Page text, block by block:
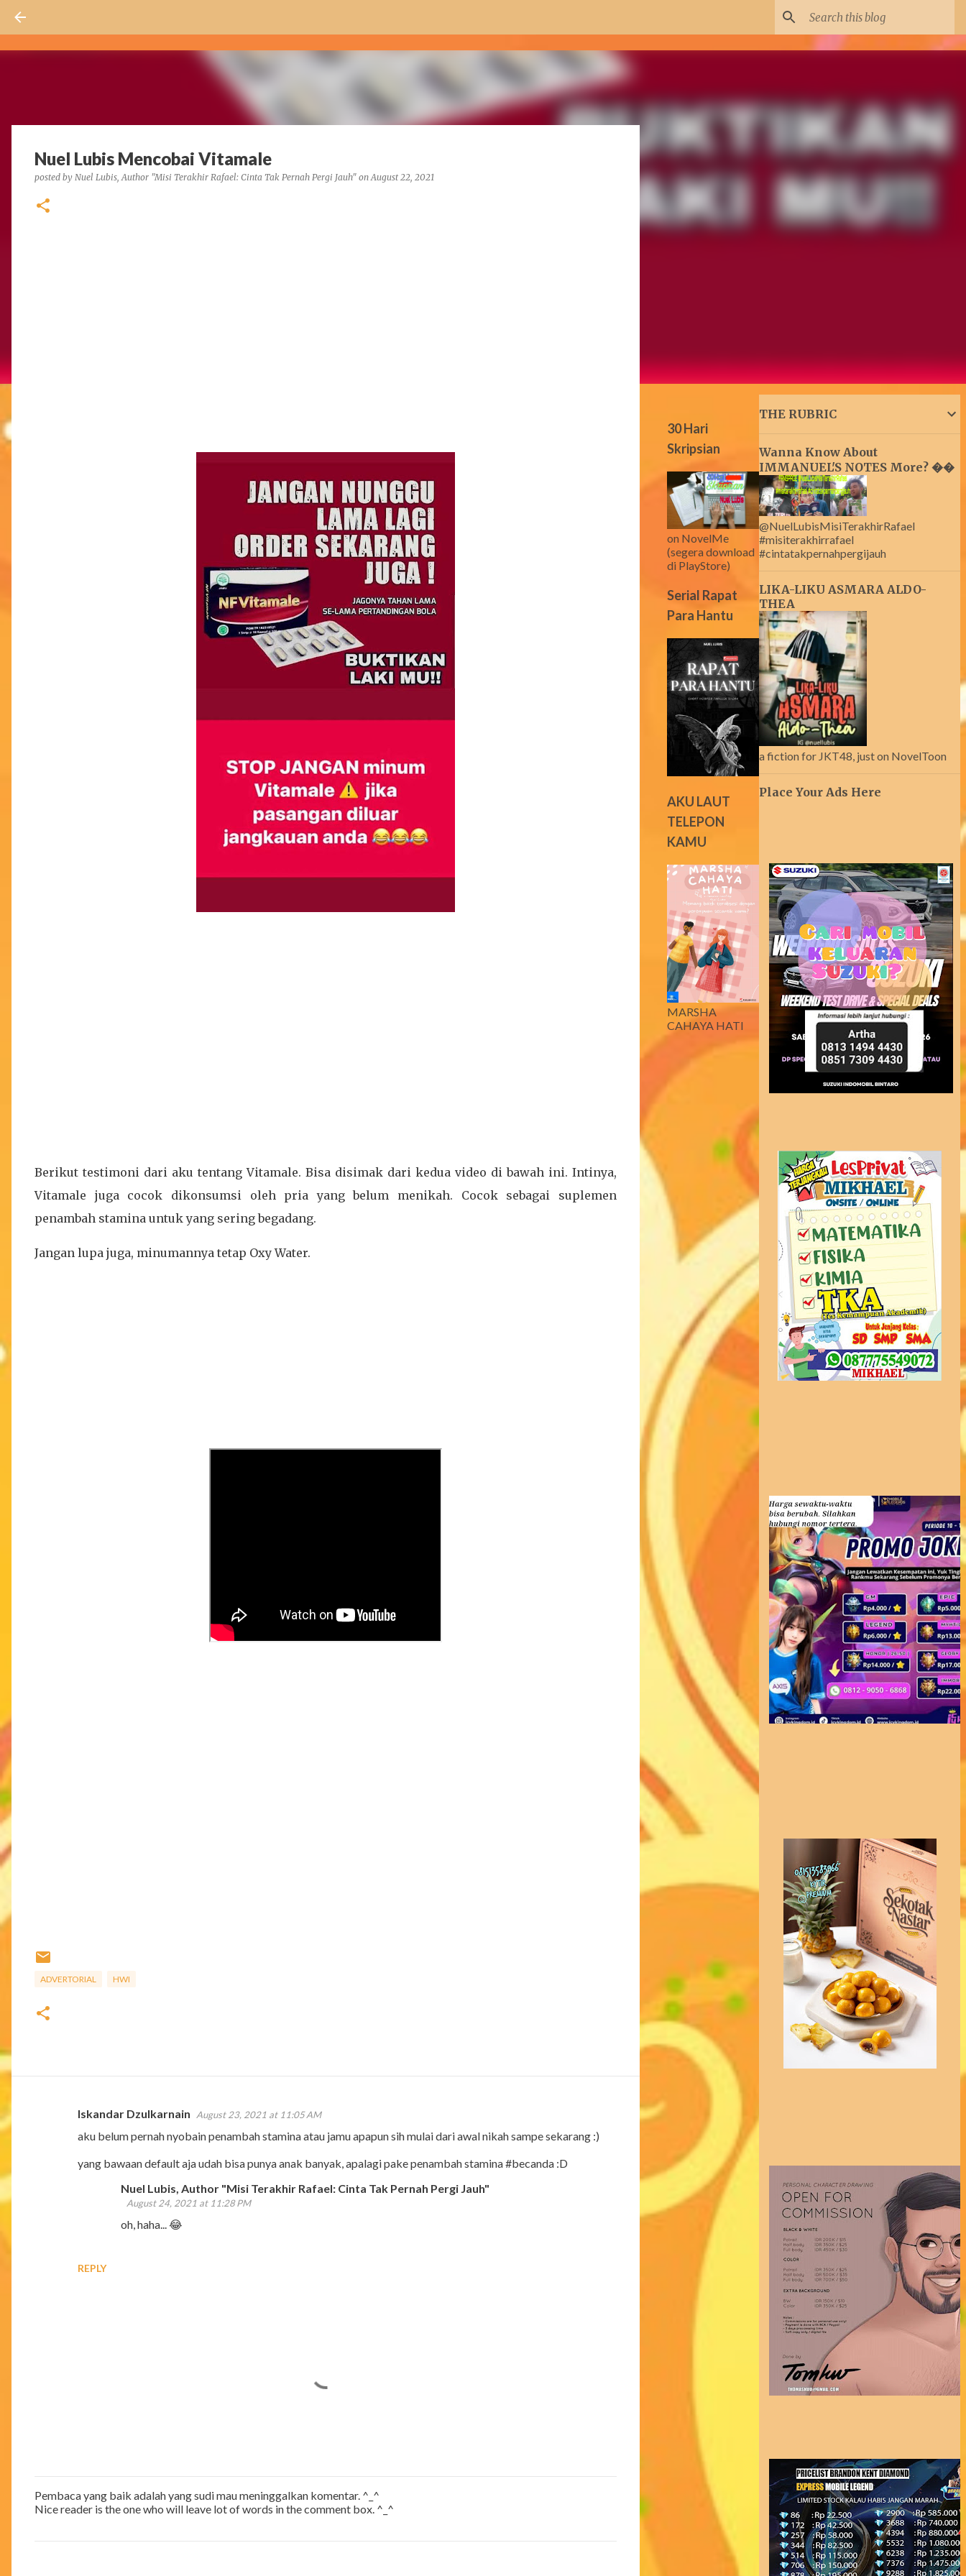
Nuel Lubis Mencobai Vitamale
posted by Nuel Lubis, Author "Misi Terakhir Rafael: Cinta Tak Pernah Pergi Jauh" onAugust 22, 2021
Berikut testimoni dari aku tentang Vitamale. Bisa disimak dari kedua video di bawah ini. Intinya,
Vitamale juga cocok dikonsumsi oleh pria yang belum menikah. Cocok sebagai suplemen
penambah stamina untuk yang sering begadang.
Jangan lupa juga, minumannya tetap Oxy Water.
ADVERTORIAL HWI
Iskandar Dzulkarnain August 23, 2021 at 11:05 AM
aku belum pernah nyobain penambah stamina atau jamu apapun sih mulai dari awal nikah sampe sekarang :)
yang bawaan default aja udah bisa punya anak banyak, apalagi pake penambah stamina #becanda :D
REPLY
Nuel Lubis, Author "Misi Terakhir Rafael: Cinta Tak Pernah Pergi Jauh"
August 24, 2021 at 11:28 PM
oh, haha... 😂
P
o
t
Pembaca yang baik adalah yang sudi mau meninggalkan komentar. ^_^
Nice reader is the one who will leave lot of words in the comment box. ^_^
30 Hari
Skripsian
on NovelMe
(segera download
di PlayStore)
Serial Rapat
Para Hantu
AKU LAUT
TELEPON
KAMU
MARSHA
CAHAYA HATI
THE RUBRIC
Wanna Know About
IMMANUEL'S NOTES More? ��
@NuelLubisMisiTerakhirRafael
#misiterakhirrafael
#cintatakpernahpergijauh
LIKA-LIKU ASMARA ALDO-
THEA
a fiction for JKT48, just on NovelToon
Place Your Ads Here